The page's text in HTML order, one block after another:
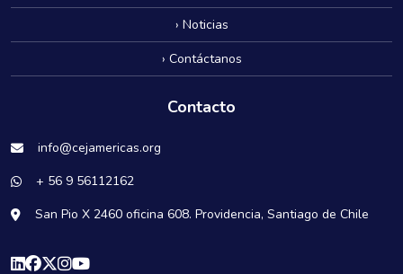
› Noticias
› Contáctanos
Contacto
info@cejamericas.org
+ 56 9 56112162
San Pio X 2460 oficina 608. Providencia, Santiago de Chile